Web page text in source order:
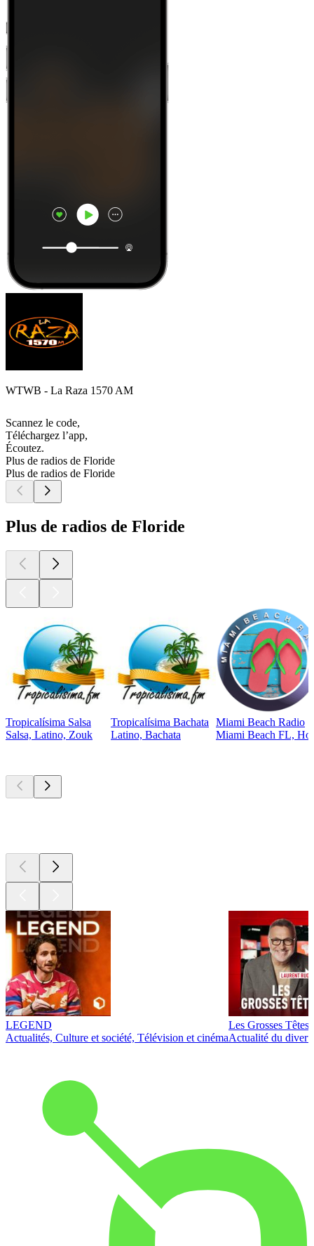
WTWB - La Raza 1570 AM
Scannez le code,
Téléchargez l’app,
Écoutez.
Plus de radios de Floride
Plus de radios de Floride
Plus de radios de Floride
Tropicalísima Salsa
Salsa, Latino, Zouk
Tropicalísima Bachata
Latino, Bachata
Miami Beach Radio
Miami Beach FL,
LEGEND
Actualités, Culture et société, Télévision et cinéma
Les Grosses Têtes
Actualité du